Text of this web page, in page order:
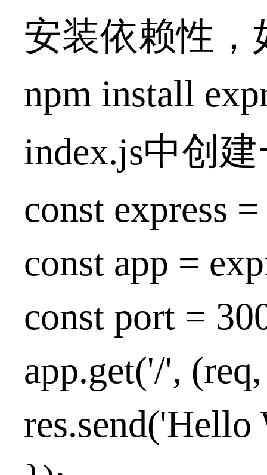
安装依赖性，
npm install
index.js中创
const express
const app =
const port =
app.get('/',